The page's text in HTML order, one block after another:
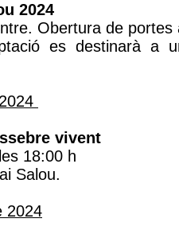
2024
Obertura de
es destinarà a
vivent
18:00 h
Salou.
2024